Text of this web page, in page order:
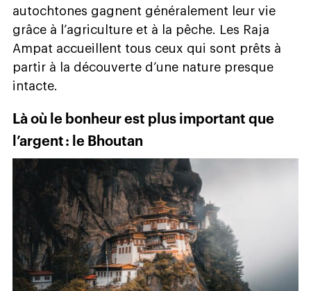
autochtones gagnent généralement leur vie
grâce à l’agriculture et à la pêche. Les Raja
Ampat accueillent tous ceux qui sont prêts à
partir à la découverte d’une nature presque
intacte.
Là où le bonheur est plus important que
l’argent : le Bhoutan